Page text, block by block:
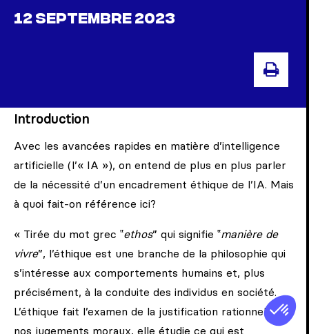
12 SEPTEMBRE 2023
Introduction
Avec les avancées rapides en matière d’intelligence
artificielle (l’« IA »), on entend de plus en plus parler
de la nécessité d’un encadrement éthique de l’IA. Mais
à quoi fait-on référence ici?
« Tirée du mot grec ‟ethos” qui signifie ‟manière de
vivre”, l’éthique est une branche de la philosophie qui
s’intéresse aux comportements humains et, plus
précisément, à la conduite des individus en société.
L’éthique fait l’examen de la justification rationnelle de
nos jugements moraux, elle étudie ce qui est